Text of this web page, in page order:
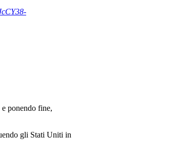
ponendo fine,
gli Stati Uniti in